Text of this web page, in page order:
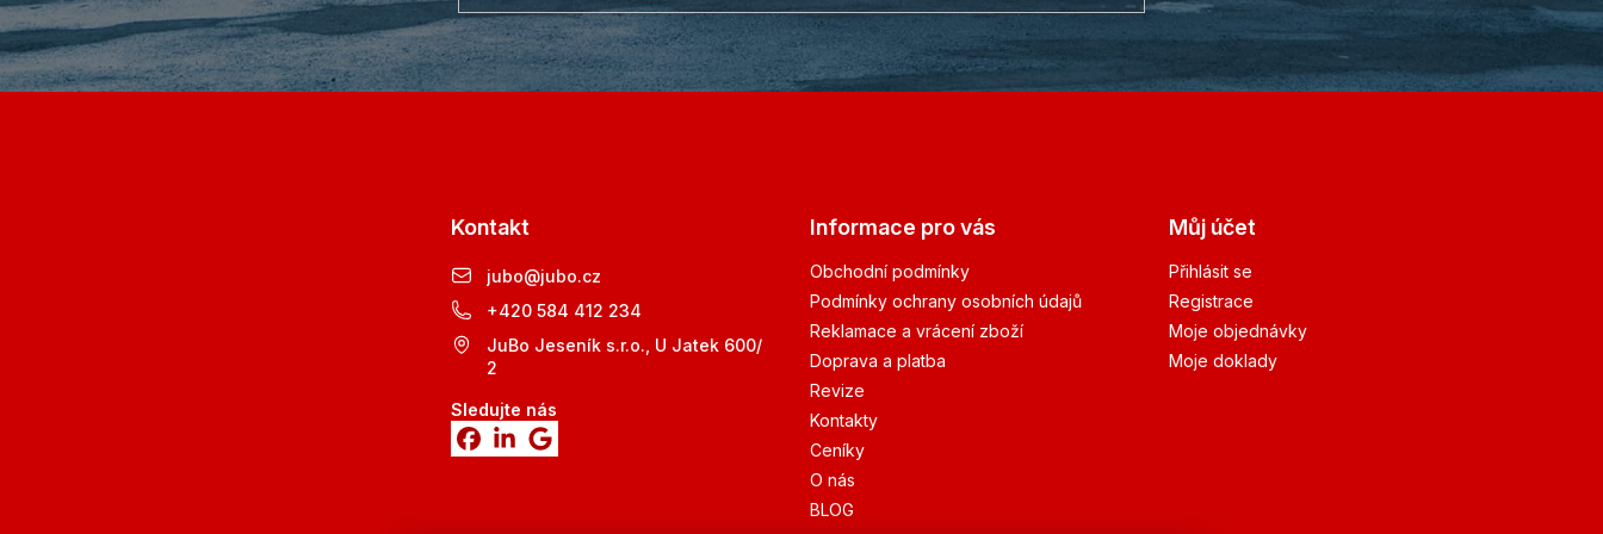
Kontakt
jubo@jubo.cz
+420 584 412 234
JuBo Jeseník s.r.o., U Jatek 600/
2
Sledujte nás
Informace pro vás
Obchodní podmínky
Podmínky ochrany osobních údajů
Reklamace a vrácení zboží
Doprava a platba
Revize
Kontakty
Ceníky
O nás
BLOG
Můj účet
Přihlásit se
Registrace
Moje objednávky
Moje doklady